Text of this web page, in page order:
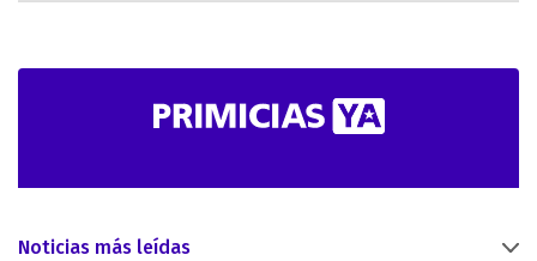
Noticias más leídas